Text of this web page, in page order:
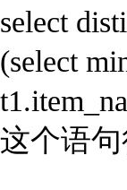
select
(select
这个语